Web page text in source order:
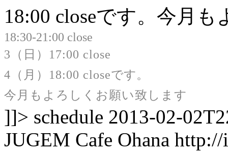
18:00 closeです。今月
18:30-21:00 close
3（日）17:00 close
4（月）18:00 closeです。
今月もよろしくお願い致します
]]> schedule 2013-02-
JUGEM Cafe Ohana http://